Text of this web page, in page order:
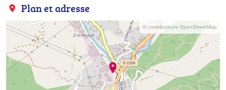
Plan et adresse
© contributeurs OpenStreetMap